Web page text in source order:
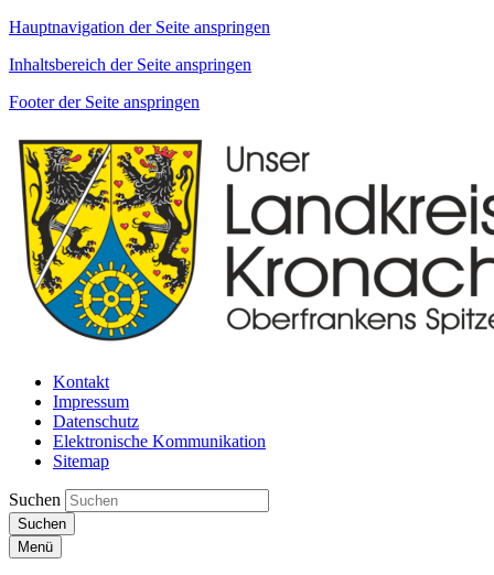
Hauptnavigation der Seite anspringen
Inhaltsbereich der Seite anspringen
Footer der Seite anspringen
Kontakt
Impressum
Datenschutz
Elektronische Kommunikation
Sitemap
Suchen
Suchen
Menü